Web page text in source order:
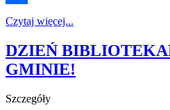
Share
Czytaj więcej...
DZIEŃ
GMINIE!
Szczegóły